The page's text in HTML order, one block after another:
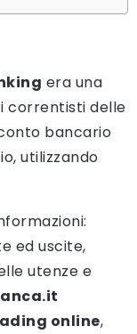
era una
correntisti delle
bancario
utilizzando
ed uscite,
utenze e
online,